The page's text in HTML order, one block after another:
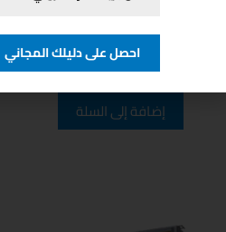
تكييف كاريير اوبتي ماكس
EGP84,250.00
إضافة إلى السلة
احصل على دليلك المجاني